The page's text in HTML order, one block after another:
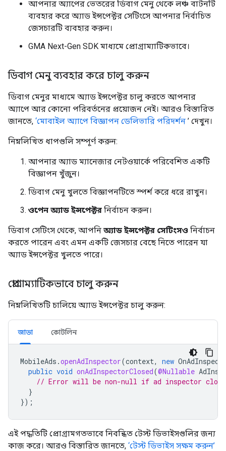
আপনার অ্যাপের ভেতরের ডিবাগ মেনু থেকে লঞ্চ বাটনটি
ব্যবহার করে অ্যাড ইন্সপেক্টর সেটিংসে আপনার নির্বাচিত
জেসচারটি ব্যবহার করুন।
GMA Next-Gen SDK মাধ্যমে প্রোগ্রাম্যাটিকভাবে।
ডিবাগ মেনু ব্যবহার করে চালু করুন
ডিবাগ মেনুর মাধ্যমে অ্যাড ইন্সপেক্টর চালু করতে আপনার
অ্যাপে আর কোনো পরিবর্তনের প্রয়োজন নেই। আরও বিস্তারিত
জানতে, ‘মোবাইল অ্যাপে বিজ্ঞাপন ডেলিভারি পরিদর্শন ’ দেখুন।
নিম্নলিখিত ধাপগুলি সম্পূর্ণ করুন:
আপনার অ্যাড ম্যানেজার নেটওয়ার্কে পরিবেশিত একটি
বিজ্ঞাপন খুঁজুন।
ডিবাগ মেনু খুলতে বিজ্ঞাপনটিতে স্পর্শ করে ধরে রাখুন।
ওপেন অ্যাড ইন্সপেক্টর নির্বাচন করুন।
ডিবাগ সেটিংস থেকে, আপনি অ্যাড ইন্সপেক্টর সেটিংসও নির্বাচন
করতে পারেন এবং এমন একটি জেসচার বেছে নিতে পারেন যা
অ্যাড ইন্সপেক্টর খুলতে পারে।
প্রোগ্রাম্যাটিকভাবে চালু করুন
নিম্নলিখিতটি চালিয়ে অ্যাড ইন্সপেক্টর চালু করুন:
জাভা কোটলিন
MobileAds .openAdInspector(context, new
public void onAdInspectorClosed(@Nullable
// Error will be non-null if ad inspector
}
});
এই পদ্ধতিটি প্রোগ্রামগতভাবে নিবন্ধিত টেস্ট ডিভাইসগুলির জন্য
কাজ করে। আরও বিস্তারিত জানতে, ‘টেস্ট ডিভাইস সক্ষম করুন’